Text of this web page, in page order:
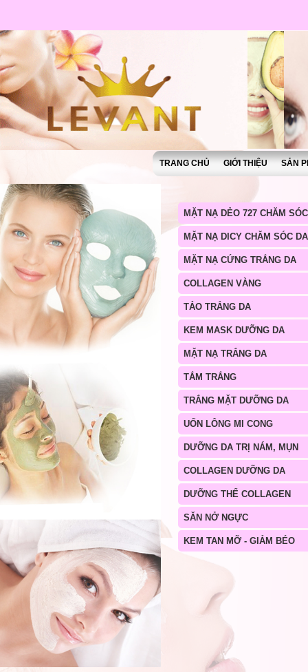
TRANG CHỦ GIỚI THIỆU SẢN
MẶT NẠ DẺO 727 CHĂM
MẶT NẠ DICY CHĂM SÓC DA
MẶT NẠ CỨNG TRẮNG DA
COLLAGEN VÀNG
TẢO TRẮNG DA
KEM MASK DƯỠNG DA
MẶT NẠ TRẮNG DA
TẮM TRẮNG
TRẮNG MẶT DƯỠNG DA
UỐN LÔNG MI CONG
DƯỠNG DA TRỊ NÁM, MỤN
COLLAGEN DƯỠNG DA
DƯỠNG THỂ COLLAGEN
SĂN NỞ NGỰC
KEM TAN MỠ - GIẢM BÉO